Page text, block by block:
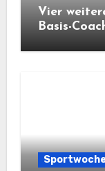
Vier
Basis-